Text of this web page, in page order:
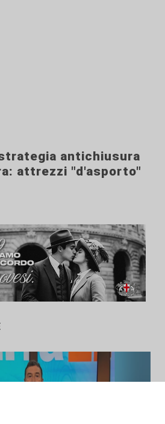
antichiusura
attrezzi "d'asporto"